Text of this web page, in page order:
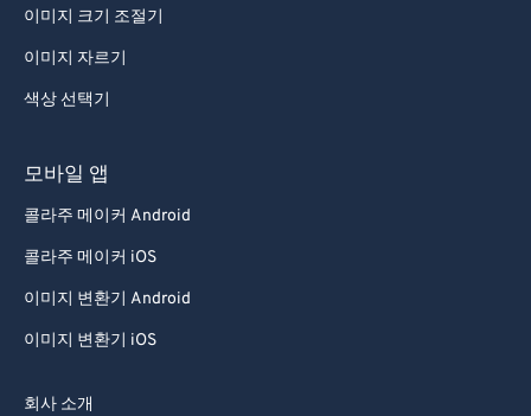
이미지 크기 조절기
이미지 자르기
색상 선택기
모바일 앱
콜라주 메이커 Android
콜라주 메이커 iOS
이미지 변환기 Android
이미지 변환기 iOS
회사 소개